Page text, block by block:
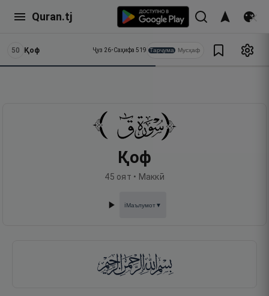
Quran.tj
50 Қоф Ҷуз 26•Саҳифа 519 Тарҷума Мусҳаф
Қоф
45 оят • Маккӣ
ℹ️Маълумот▼